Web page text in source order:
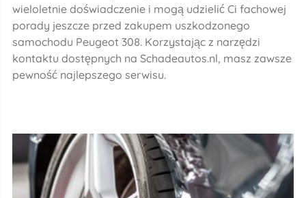
wieloletnie doświadczenie i mogą udzielić Ci fachowej
porady jeszcze przed zakupem uszkodzonego
samochodu Peugeot 308. Korzystając z narzędzi
kontaktu dostępnych na Schadeautos.nl, masz zawsze
pewność najlepszego serwisu.